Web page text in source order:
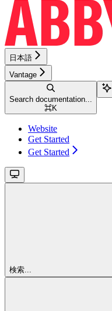
日本語
Vantage
Search documentation...
⌘K
Website
Get Started
Get Started
検索...